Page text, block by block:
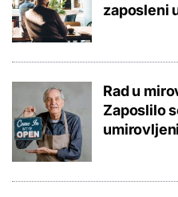
zaposleni
Rad u
Zaposlilo